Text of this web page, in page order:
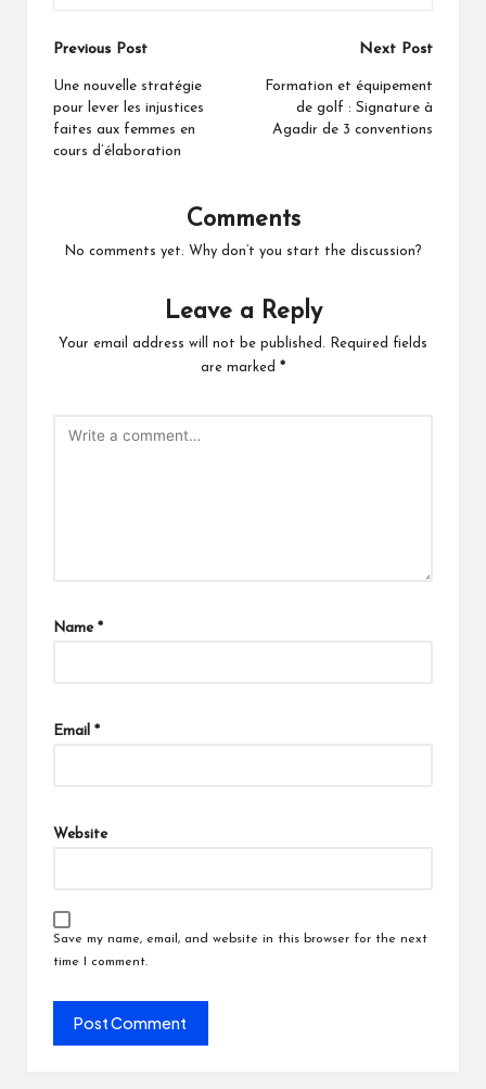
Post
navigation
Previous Post
Une nouvelle stratégie
pour lever les injustices
faites aux femmes en
cours d’élaboration
Next Post
Formation et équipement
de golf : Signature à
Agadir de 3 conventions
Comments
No comments yet. Why don’t you start the discussion?
Leave a Reply
Your email address will not be published.
Required fields
are marked *
Name *
Email *
Website
Save my name, email, and website in this browser for the next
time I comment.